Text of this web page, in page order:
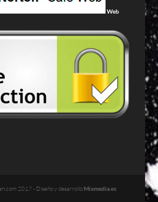
Web
2017 - Diseño y desarrollo Mixmedia.es